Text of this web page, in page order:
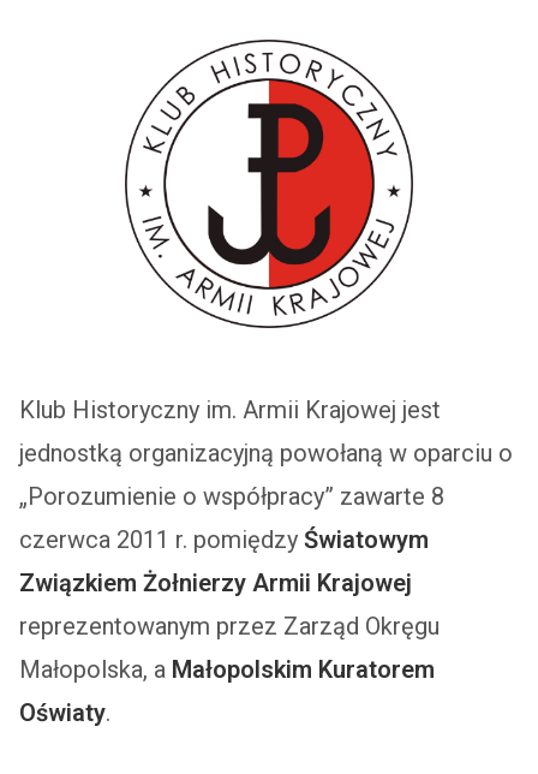
Klub Historyczny im. Armii Krajowej jest
jednostką organizacyjną powołaną w oparciu o
„Porozumienie o współpracy” zawarte 8
czerwca 2011 r. pomiędzy Światowym
Związkiem Żołnierzy Armii Krajowej
reprezentowanym przez Zarząd Okręgu
Małopolska, a Małopolskim Kuratorem
Oświaty.